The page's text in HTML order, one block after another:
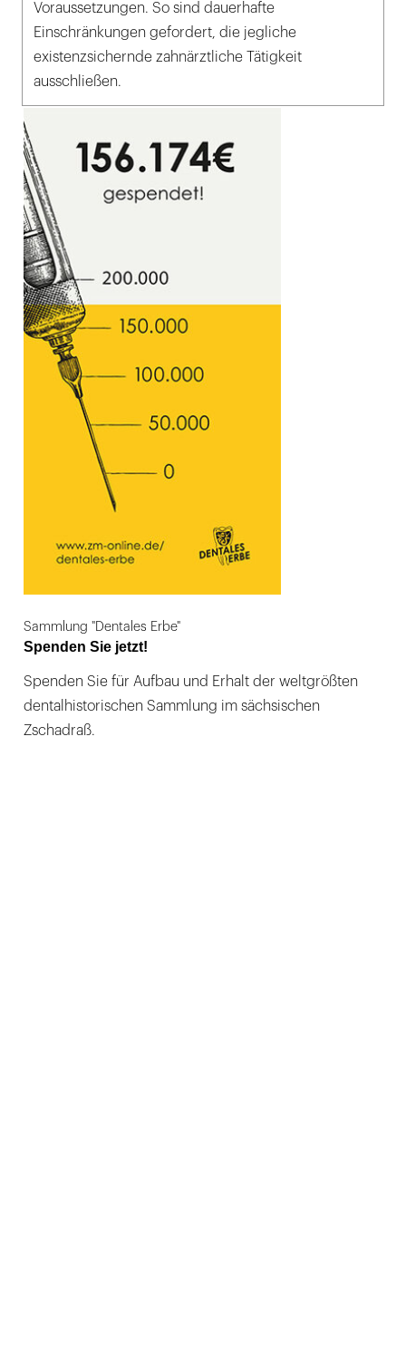
Voraussetzungen. So sind dauerhafte
Einschränkungen gefordert, die jegliche
existenzsichernde zahnärztliche Tätigkeit
ausschließen.
Sammlung "Dentales Erbe"
Spenden Sie jetzt!
Spenden Sie für Aufbau und Erhalt der weltgrößten
dentalhistorischen Sammlung im sächsischen
Zschadraß.